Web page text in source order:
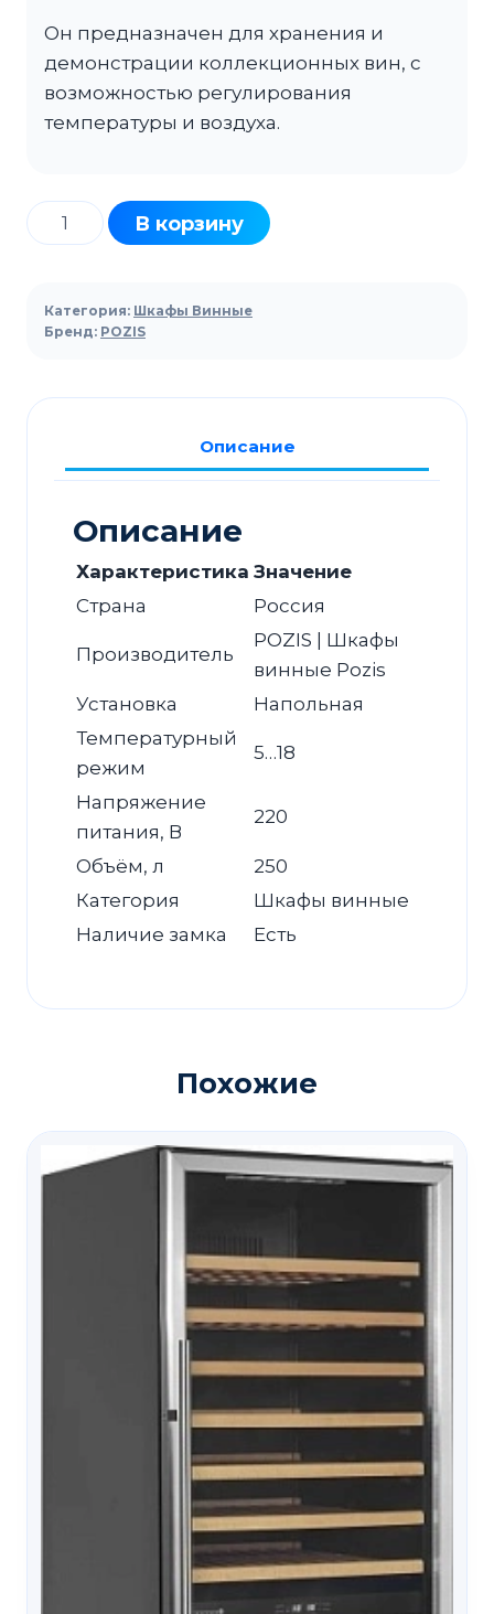
Он предназначен для хранения и
демонстрации коллекционных вин, с
возможностью регулирования
температуры и воздуха.
Количество
товара
винный
POZIS
красное
В корзину
Категория: Шкафы Винные
Бренд: POZIS
Описание
Описание
Характеристика Значение
Страна
Россия
Производитель
POZIS | Шкафы
винные Pozis
Установка
Напольная
Температурный
режим
5…18
Напряжение
питания, В
220
Объём, л
250
Категория
Шкафы винные
Наличие замка
Есть
Похожие